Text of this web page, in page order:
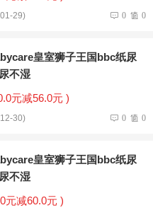
29) 0 0
皇室狮子王国bbc纸尿
不湿
元减56.0元 )
30) 0 0
皇室狮子王国bbc纸尿
不湿
元减60.0元 )